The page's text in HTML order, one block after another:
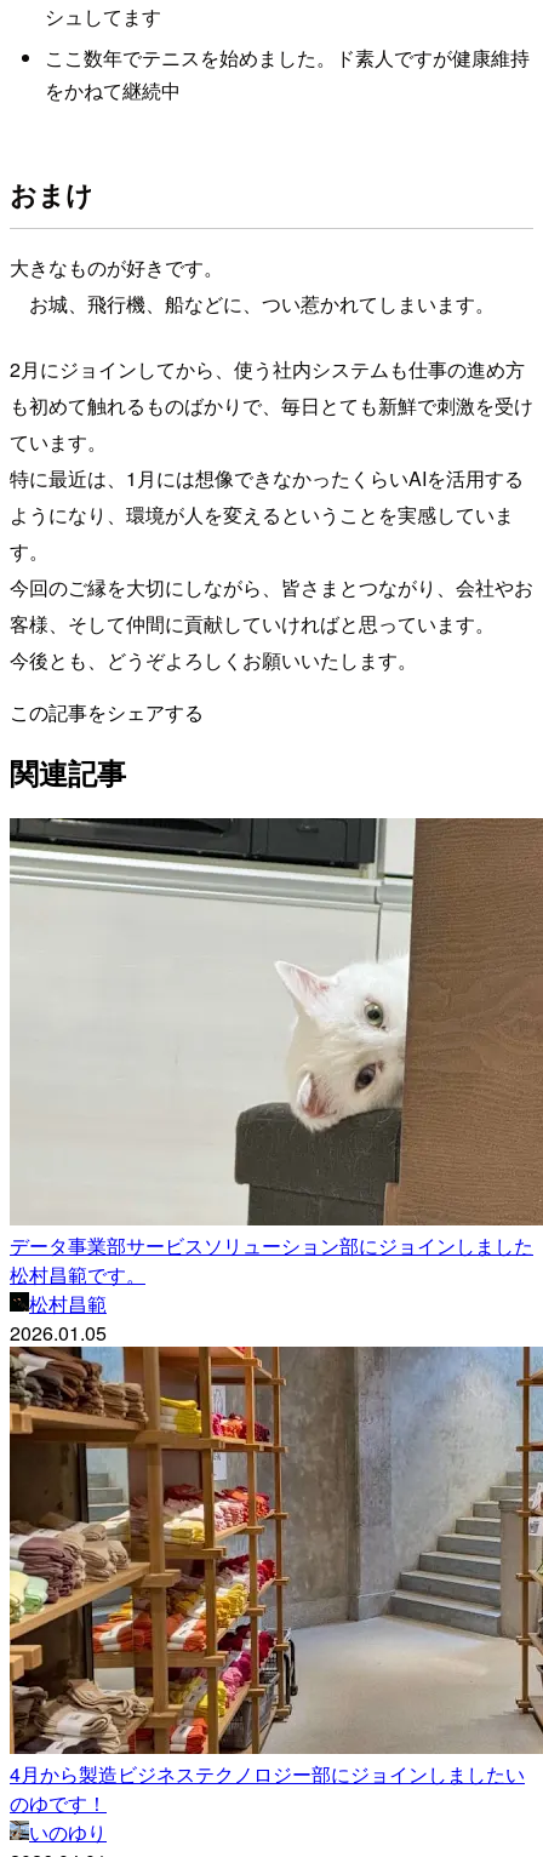
シュしてます
ここ数年でテニスを始めました。ド素人ですが健康維持
をかねて継続中
おまけ
大きなものが好きです。
お城、飛行機、船などに、つい惹かれてしまいます。
2月にジョインしてから、使う社内システムも仕事の進め方
も初めて触れるものばかりで、毎日とても新鮮で刺激を受け
ています。
特に最近は、1月には想像できなかったくらいAIを活用する
ようになり、環境が人を変えるということを実感していま
す。
今回のご縁を大切にしながら、皆さまとつながり、会社やお
客様、そして仲間に貢献していければと思っています。
今後とも、どうぞよろしくお願いいたします。
この記事をシェアする
関連記事
データ事業部サービスソリューション部にジョインしました
松村昌範です。
松村昌範
2026.01.05
4月から製造ビジネステクノロジー部にジョインしましたい
のゆです！
いのゆり